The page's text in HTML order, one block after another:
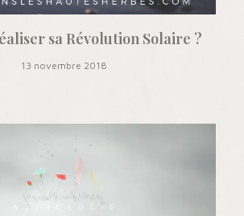
sa Révolution Solaire ?
13 novembre 2018